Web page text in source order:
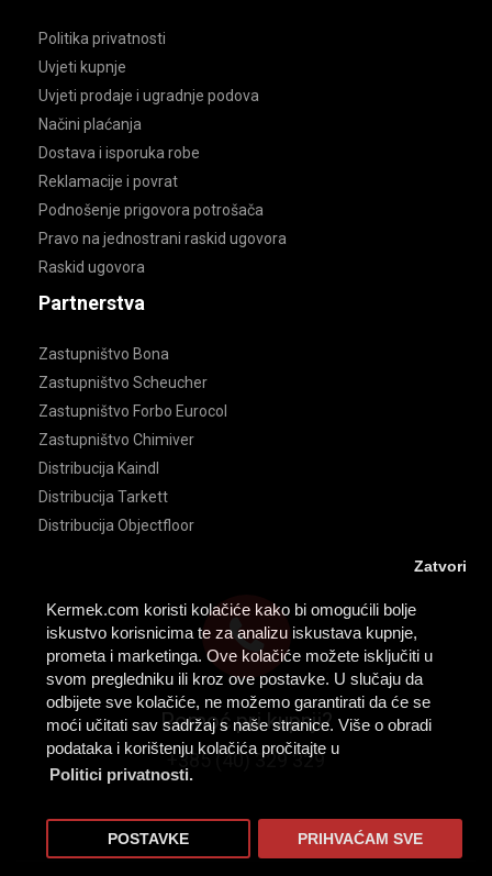
Kermek.com koristi kolačiće kako bi omogućili bolje
iskustvo korisnicima te za analizu iskustava kupnje,
prometa i marketinga. Ove kolačiće možete isključiti u
svom pregledniku ili kroz ove postavke. U slučaju da
odbijete sve kolačiće, ne možemo garantirati da će se
moći učitati sav sadržaj s naše stranice. Više o obradi
podataka i korištenju kolačića pročitajte u
Politici privatnosti.
Zatvori
POSTAVKE PRIHVAĆAM SVE
Politika privatnosti
Uvjeti kupnje
Uvjeti prodaje i ugradnje podova
Načini plaćanja
Dostava i isporuka robe
Reklamacije i povrat
Podnošenje prigovora potrošača
Pravo na jednostrani raskid ugovora
Raskid ugovora
Partnerstva
Zastupništvo Bona
Zastupništvo Scheucher
Zastupništvo Forbo Eurocol
Zastupništvo Chimiver
Distribucija Kaindl
Distribucija Tarkett
Distribucija Objectfloor
Pomoć pri kupnji?
+385 (40) 329 329